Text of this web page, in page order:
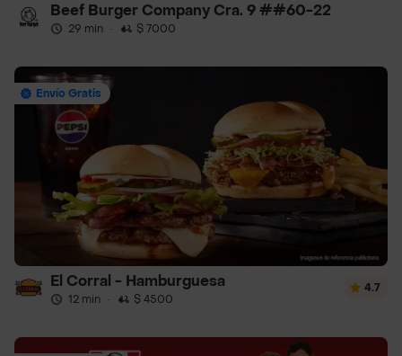
Beef Burger Company Cra. 9 ##60-22
29 min · $ 7000
Envío Gratis
El Corral - Hamburguesa
12 min · $ 4500
4.7